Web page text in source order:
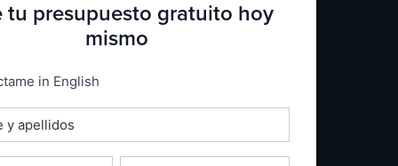
tu presupuesto gratuito hoy
mismo
in English